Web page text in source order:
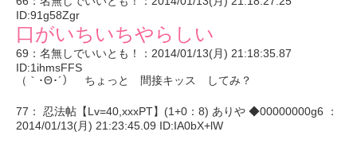
ID:91g58Zgr
口がいちいちやらしい
69：名無しでいいとも！：2014/01/13(月) 21:18:35.87
ID:1ihmsFFS
（｀･Θ･´） ちょっと 間接キッス してみ？
77： 忍法帖【Lv=40,xxxPT】(1+0：8) ありや ◆00000000g6 ：
2014/01/13(月) 21:23:45.09 ID:IA0bX+lW